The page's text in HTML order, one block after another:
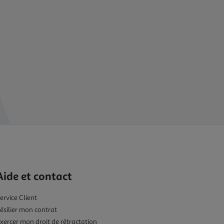
et contact
Client
mon contrat
mon droit de rétractation